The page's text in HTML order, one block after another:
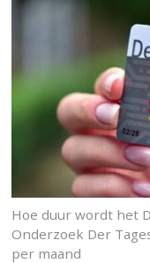
Hoe duur wordt het
Onderzoek Der
per maand